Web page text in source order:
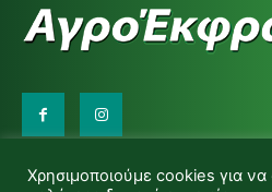
d.makas@yahoo.gr
Χρησιμοποιούμε cookies για